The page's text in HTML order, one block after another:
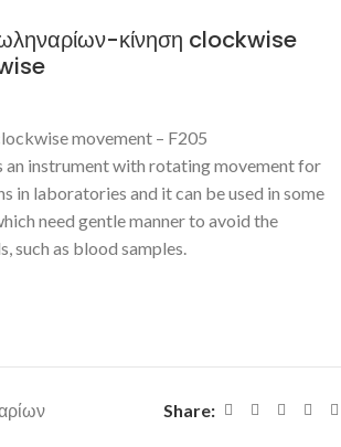
κίνηση clockwise
movement – F205
an instrument with rotating movement for
in laboratories and it can be used in some
need gentle manner to avoid the
such as blood samples.
Share: